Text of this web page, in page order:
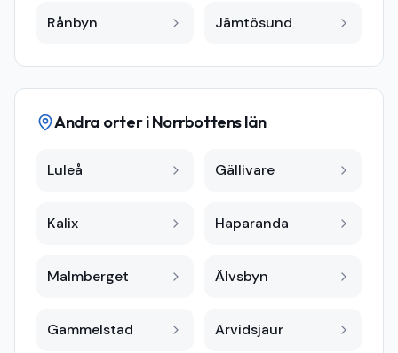
Rånbyn Jämtösund
Andra orter iNorrbottens län
Luleå Gällivare
Kalix Haparanda
Malmberget Älvsbyn
Gammelstad Arvidsjaur